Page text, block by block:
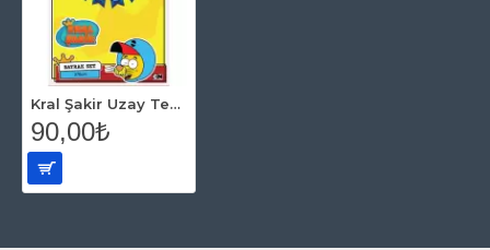
Kral Şakir Uzay Temalı İyi ki Doğdun Yazısı (2 metre)
90,00₺